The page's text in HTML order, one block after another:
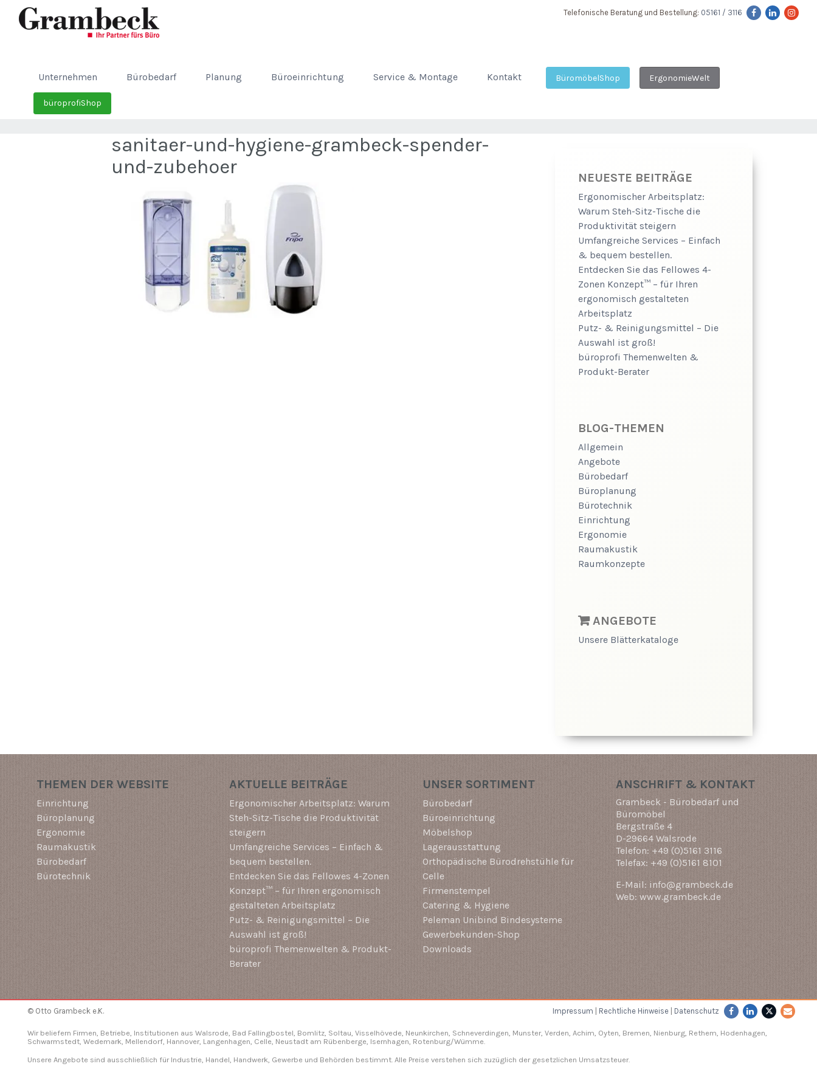
Telefonische Beratung und Bestellung: 05161 / 3116
Unternehmen Bürobedarf Planung Büroeinrichtung Service & Montage Kontakt BüromöbelShop ErgonomieWelt
büroprofiShop
sanitaer-und-hygiene-grambeck-spender-
und-zubehoer
NEUESTE BEITRÄGE
Ergonomischer Arbeitsplatz:
Warum Steh-Sitz-Tische die
Produktivität steigern
Umfangreiche Services – Einfach
& bequem bestellen.
Entdecken Sie das Fellowes 4-
Zonen Konzept™ – für Ihren
ergonomisch gestalteten
Arbeitsplatz
Putz- & Reinigungsmittel – Die
Auswahl ist groß!
büroprofi Themenwelten &
Produkt-Berater
BLOG-THEMEN
Allgemein
Angebote
Bürobedarf
Büroplanung
Bürotechnik
Einrichtung
Ergonomie
Raumakustik
Raumkonzepte
ANGEBOTE
Unsere Blätterkataloge
THEMEN DER WEBSITE
Einrichtung
Büroplanung
Ergonomie
Raumakustik
Bürobedarf
Bürotechnik
AKTUELLE BEITRÄGE
Ergonomischer Arbeitsplatz: Warum
Steh-Sitz-Tische die Produktivität
steigern
Umfangreiche Services – Einfach &
bequem bestellen.
Entdecken Sie das Fellowes 4-Zonen
Konzept™ – für Ihren ergonomisch
gestalteten Arbeitsplatz
Putz- & Reinigungsmittel – Die
Auswahl ist groß!
büroprofi Themenwelten & Produkt-
Berater
UNSER SORTIMENT
Bürobedarf
Büroeinrichtung
Möbelshop
Lagerausstattung
Orthopädische Bürodrehstühle für
Celle
Firmenstempel
Catering & Hygiene
Peleman Unibind Bindesysteme
Gewerbekunden-Shop
Downloads
ANSCHRIFT & KONTAKT
Grambeck - Bürobedarf und
Büromöbel
Bergstraße 4
D-29664 Walsrode
Telefon: +49 (0)5161 3116
Telefax: +49 (0)5161 8101
E-Mail: info@grambeck.de
Web: www.grambeck.de
© Otto Grambeck e.K. Impressum | Rechtliche Hinweise | Datenschutz
Wir beliefern Firmen, Betriebe, Institutionen aus Walsrode, Bad Fallingbostel, Bomlitz, Soltau , Visselhövede, Neunkirchen, Schneverdingen , Munster, Verden , Achim, Oyten, Bremen, Nienburg, Rethem, Hodenhagen,
Schwarmstedt, Wedemark, Mellendorf, Hannover, Langenhagen, Celle , Neustadt am Rübenberge, Isernhagen, Rotenburg/Wümme
Unsere Angebote sind ausschließlich für Industrie, Handel, Handwerk, Gewerbe und Behörden bestimmt. Alle Preise verstehen sich zuzüglich der gesetzlichen Umsatzsteuer.